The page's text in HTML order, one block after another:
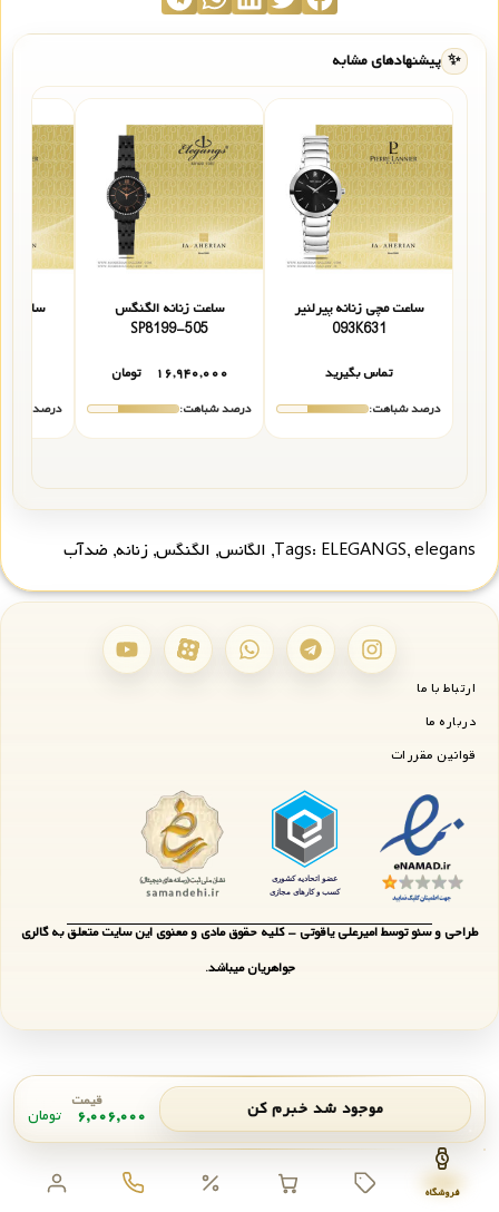
موجود شد خبرم کن قیمت
۶,۰۰۶,۰۰۰ تومان
اعلان موجودی بستن
✨ پیشنهادهای مشابه
ساعت مچی زنانه پیرلنیر
093K631
تماس بگیرید
درصد شباهت:
ساعت زنانه الگنگس
SP8199-505
۱۶,۹۴۰,۰۰۰
تومان
درصد شباهت:
ساعت
درصد
Tags: ELEGANGS,elegans
, الگانس, الگنگس, زنانه, ضدآب
ارتباط با ما
درباره ما
قوانین مقررات
طراحی و سئو توسط امیرعلی یاقوتی - کلیه حقوق مادی و معنوی این سایت متعلق به گالری
جواهریان میباشد.
فروشگاه